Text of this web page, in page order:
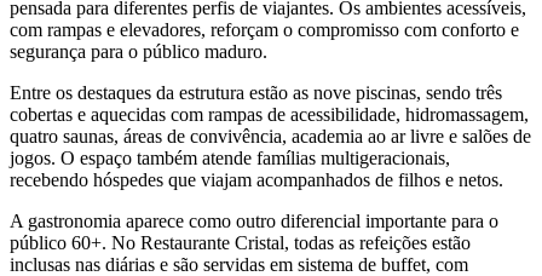
pensada para diferentes perfis de viajantes. Os ambientes acessíveis,
com rampas e elevadores, reforçam o compromisso com conforto e
segurança para o público maduro.
Entre os destaques da estrutura estão as nove piscinas, sendo três
cobertas e aquecidas com rampas de acessibilidade, hidromassagem,
quatro saunas, áreas de convivência, academia ao ar livre e salões de
jogos. O espaço também atende famílias multigeracionais,
recebendo hóspedes que viajam acompanhados de filhos e netos.
A gastronomia aparece como outro diferencial importante para o
público 60+. No Restaurante Cristal, todas as refeições estão
inclusas nas diárias e são servidas em sistema de buffet, com